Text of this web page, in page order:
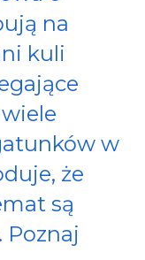
na
kuli
w
że
są
Poznaj